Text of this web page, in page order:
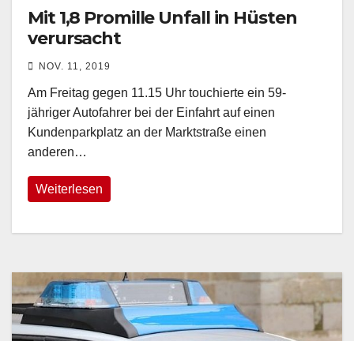
Mit 1,8 Promille Unfall in Hüsten
verursacht
NOV. 11, 2019
Am Freitag gegen 11.15 Uhr touchierte ein 59-
jähriger Autofahrer bei der Einfahrt auf einen
Kundenparkplatz an der Marktstraße einen
anderen…
Weiterlesen